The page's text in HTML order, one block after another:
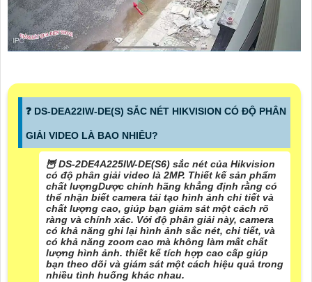
❓ DS-DEA22IW-DE(S) SẮC NÉT HIKVISION CÓ ĐỘ PHÂN
GIẢI VIDEO LÀ BAO NHIÊU?
🦉 DS-2DE4A225IW-DE(S6) sắc nét của Hikvision
có độ phân giải video là 2MP. Thiết kế sản phẩm
chất lượngDược chính hãng khẳng định rằng có
thể nhận biết camera tái tạo hình ảnh chi tiết và
chất lượng cao, giúp bạn giám sát một cách rõ
ràng và chính xác. Với độ phân giải này, camera
có khả năng ghi lại hình ảnh sắc nét, chi tiết, và
có khả năng zoom cao mà không làm mất chất
lượng hình ảnh. thiết kế tích hợp cao cấp giúp
bạn theo dõi và giám sát một cách hiệu quả trong
nhiều tình huống khác nhau.